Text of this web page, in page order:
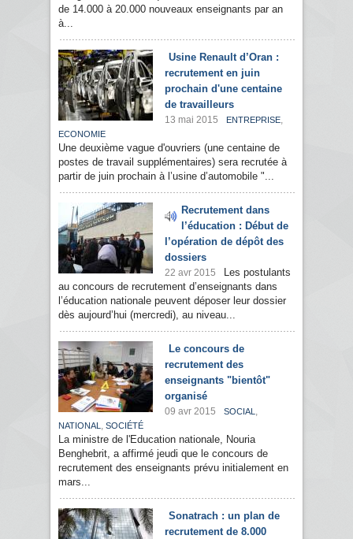
de 14.000 à 20.000 nouveaux enseignants par an
à...
Usine Renault d’Oran :
recrutement en juin
prochain d'une centaine
de travailleurs
13 mai 2015 ENTREPRISE,
ECONOMIE
Une deuxième vague d'ouvriers (une centaine de
postes de travail supplémentaires) sera recrutée à
partir de juin prochain à l’usine d’automobile "...
Recrutement dans
l’éducation : Début de
l’opération de dépôt des
dossiers
22 avr 2015
Les postulants
au concours de recrutement d’enseignants dans
l’éducation nationale peuvent déposer leur dossier
dès aujourd’hui (mercredi), au niveau...
Le concours de
recrutement des
enseignants "bientôt"
organisé
09 avr 2015 SOCIAL ,
NATIONAL , SOCIÉTÉ
La ministre de l'Education nationale, Nouria
Benghebrit, a affirmé jeudi que le concours de
recrutement des enseignants prévu initialement en
mars...
Sonatrach : un plan de
recrutement de 8.000